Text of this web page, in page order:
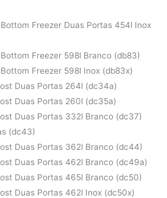
Freezer Duas Portas 454l Inox
Freezer 598l Branco (db83)
Freezer 598l Inox (db83x)
Duas Portas 264l (dc34a)
Duas Portas 260l (dc35a)
Duas Portas 332l Branco (dc37)
(dc43)
Duas Portas 362l Branco (dc44)
Duas Portas 462l Branco (dc49a)
Duas Portas 465l Branco (dc50)
Duas Portas 462l Inox (dc50x)